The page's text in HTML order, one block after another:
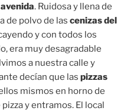
. Ruidosa y llena de
de polvo de las cenizas del
y con todos los
era muy desagradable
a nuestra calle y
decían que las pizzas
mismos en horno de
y entramos. El local